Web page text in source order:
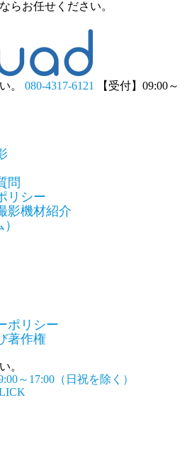
らお任せください。
。 080-4317-6121
【受付】09:00～
問
リシー
影機材紹介
ポリシー
著作権
。
～17:00（日祝を除く）